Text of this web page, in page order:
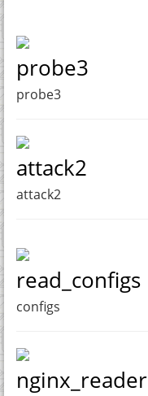
probe3
probe3
attack2
attack2
read_configs
configs
nginx_reader